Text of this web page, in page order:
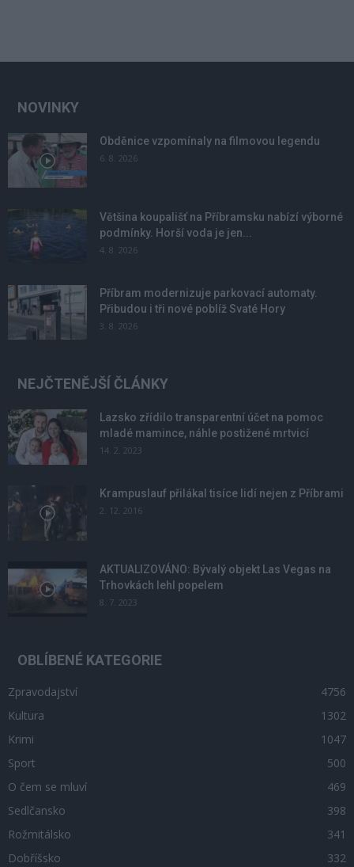
NOVINKY
Obděnice vzpomínaly na filmovou legendu
6. 8. 2026
Většina koupališť na Příbramsku nabízí výborné
podmínky. Horší voda je jen...
4. 8. 2026
Příbram modernizuje parkovací automaty.
Přibudou i tři nové poblíž Svaté Hory
3. 8. 2026
NEJČTENĚJŠÍ ČLÁNKY
Lazsko zřídilo transparentní účet na pomoc
mladé mamince, náhle postižené mrtvicí
14. 2. 2023
Krampuslauf přilákal tisíce lidí nejen z Příbrami
2. 12. 2016
AKTUALIZOVÁNO: Bývalý objekt Las Vegas na
Trhovkách lehl popelem
8. 7. 2023
OBLÍBENÉ KATEGORIE
Zpravodajství
4756
Kultura
1302
Krimi
1047
Sport
500
O čem se mluví
469
Sedlčansko
398
Rožmitálsko
341
Dobříšsko
332